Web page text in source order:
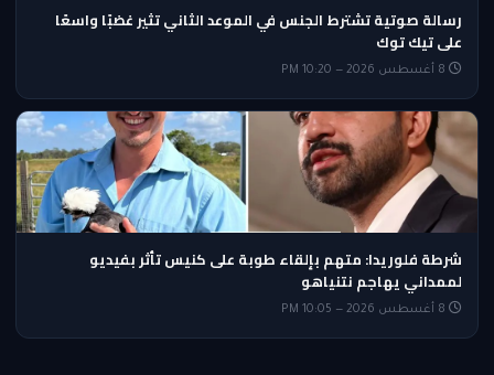
رسالة صوتية تشترط الجنس في الموعد الثاني تثير غضبًا واسعًا
على تيك توك
شرطة فلوريدا: متهم بإلقاء طوبة على كنيس تأثر بفيديو
لممداني يهاجم نتنياهو